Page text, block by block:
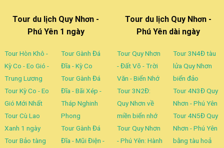
Tour du lịch Quy Nhơn -
Phú Yên 1 ngày
Tour Hòn Khô -
Kỳ Co - Eo Gió -
Trung Lương
Tour Kỳ Co - Eo
Gió Mới Nhất
Tour Cù Lao
Xanh 1 ngày
Tour Bảo tàng
Tour Gành Đá
Đĩa - Kỳ Co
Tour Gành Đá
Đĩa - Bãi Xép -
Tháp Nghinh
Phong
Tour Gành Đá
Đĩa - Mũi Điện -
Tour du lịch Quy Nhơn -
Phú Yên dài ngày
Tour Quy Nhơn
- Đất Võ - Trời
Văn - Biển Nhớ
Tour 3N2Đ:
Quy Nhơn về
miền biển nhớ
Tour Quy Nhơn
- Phú Yên: Hành
Tour 3N4Đ tàu
lửa Quy Nhơn
biển đảo
Tour 4N3Đ Quy
Nhơn - Phú Yên
Tour 4N5Đ Quy
Nhơn - Phú Yên
bằng tàu hoả